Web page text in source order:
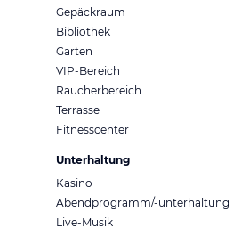
Gepäckraum
Bibliothek
Garten
VIP-Bereich
Raucherbereich
Terrasse
Fitnesscenter
Unterhaltung
Kasino
Abendprogramm/-unterhaltung
Live-Musik